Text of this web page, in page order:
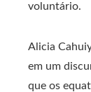
voluntário.
Alicia
em um
que os